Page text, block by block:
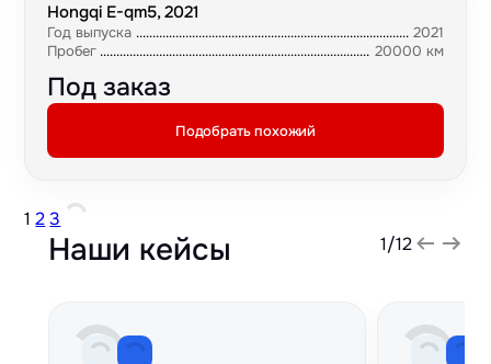
Hongqi E-qm5, 2021
Год выпуска
2021
Пробег
20000 км
Под заказ
Подобрать похожий
1 2 3
Наши кейсы 1/12